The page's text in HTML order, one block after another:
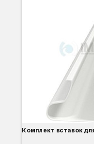
Комплект вставок